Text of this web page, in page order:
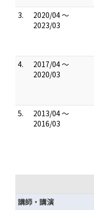
3.
2020/04 ～
2023/03
4.
2017/04 ～
2020/03
5.
2013/04 ～
2016/03
講師・講演